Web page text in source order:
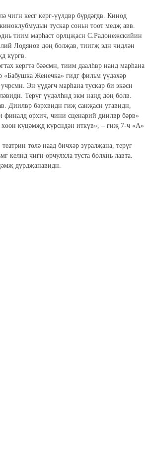
чигн кесг керг-үүлдвр бүрдәгдв. Кинод
тускар соньн тоот медҗ авв.
тиим марһаст орлцҗасн С.Радонежскийин
Лодянов дөң болҗав, тиигҗ эдн чидлән
күргв.
кергтә бәәсмн, тиим даалһвр нанд марһана
Женечка» гидг фильм үүдәхәр
Эн үүдәгч марһана тускар би экәсн
Терүг үүдәлһнд экм нанд дөң болв.
Диилвр бәрхвидн гиҗ санҗасн угавидн,
финалд орхич, чини сценарий диилвр бәрв»
күцәмҗд күрсндән иткүв», – гиҗ 7-ч «А»
төлә наад бичхәр зуралҗана, терүг
келнд чигн орчулхла туста болхнь лавта.
дурдҗанавидн.